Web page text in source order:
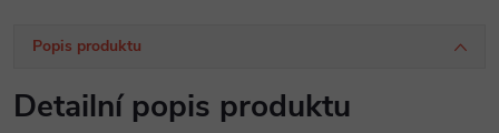
Popis produktu
Detailní popis produktu